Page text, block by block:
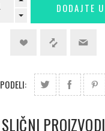
PODELI:
SLIČNI PROIZVODI